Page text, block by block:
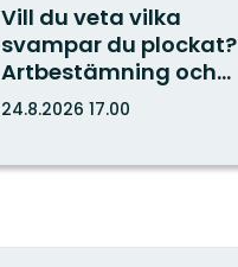
Vill du veta vilka
svampar du plockat?
Artbestämning och
svamputställning på
24.8.2026 17.00